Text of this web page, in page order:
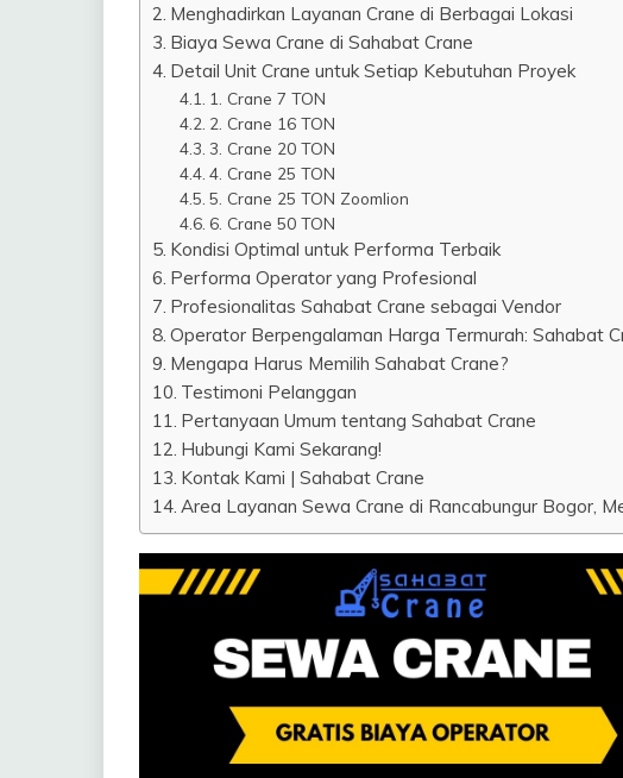
Menghadirkan Layanan Crane di Berbagai Lokasi
Biaya Sewa Crane di Sahabat Crane
Detail Unit Crane untuk Setiap Kebutuhan Proyek
1. Crane 7 TON
2. Crane 16 TON
3. Crane 20 TON
4. Crane 25 TON
5. Crane 25 TON Zoomlion
6. Crane 50 TON
Kondisi Optimal untuk Performa Terbaik
Performa Operator yang Profesional
Profesionalitas Sahabat Crane sebagai Vendor
Operator Berpengalaman Harga Termurah: Sahabat
Mengapa Harus Memilih Sahabat Crane?
Testimoni Pelanggan
Pertanyaan Umum tentang Sahabat Crane
Hubungi Kami Sekarang!
Kontak Kami | Sahabat Crane
Area Layanan Sewa Crane di Rancabungur Bogor,